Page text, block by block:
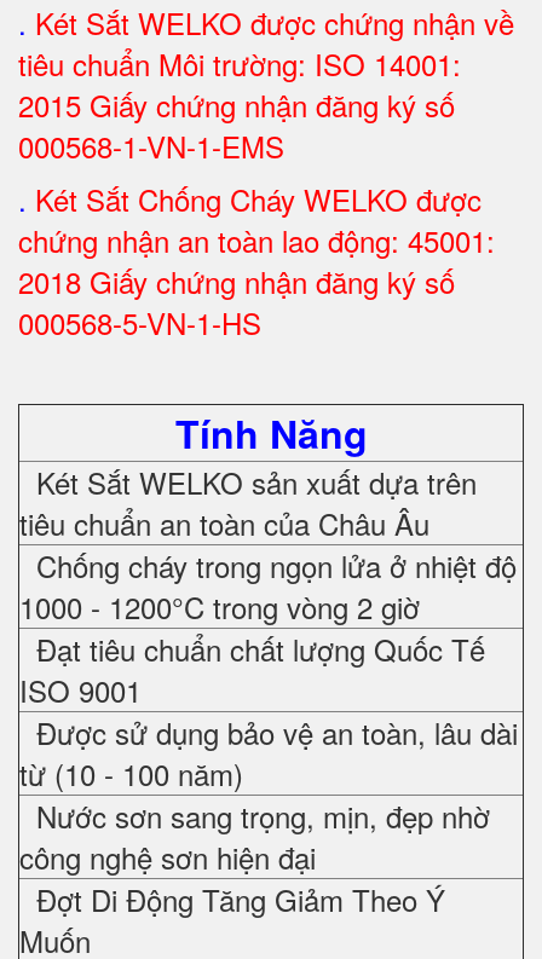
. Két Sắt WELKO được chứng nhận về
tiêu chuẩn Môi trường: ISO 14001:
2015 Giấy chứng nhận đăng ký số
000568-1-VN-1-EMS
. Két Sắt Chống Cháy WELKO được
chứng nhận an toàn lao động: 45001:
2018 Giấy chứng nhận đăng ký số
000568-5-VN-1-HS
Tính Năng
Két Sắt WELKO sản xuất dựa trên
tiêu chuẩn an toàn của Châu Âu
Chống cháy trong ngọn lửa ở nhiệt độ
1000 - 1200°C trong vòng 2 giờ
Đạt tiêu chuẩn chất lượng Quốc Tế
ISO 9001
Được sử dụng bảo vệ an toàn, lâu dài
từ (10 - 100 năm)
Nước sơn sang trọng, mịn, đẹp nhờ
công nghệ sơn hiện đại
Đợt Di Động Tăng Giảm Theo Ý
Muốn